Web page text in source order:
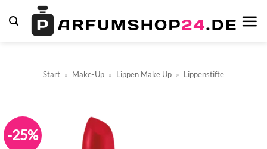
Inhalt
springen
Start » Make-Up » Lippen Make Up » Lippenstifte
-25%